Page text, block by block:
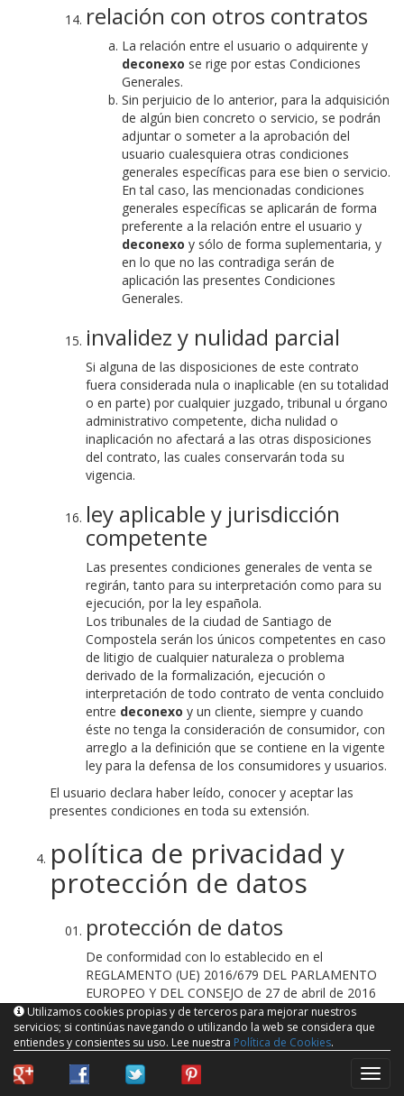
relación con otros contratos
La relación entre el usuario o adquirente y
deconexo se rige por estas Condiciones
Generales.
Sin perjuicio de lo anterior, para la adquisición
de algún bien concreto o servicio, se podrán
adjuntar o someter a la aprobación del
usuario cualesquiera otras condiciones
generales específicas para ese bien o servicio.
En tal caso, las mencionadas condiciones
generales específicas se aplicarán de forma
preferente a la relación entre el usuario y
deconexo y sólo de forma suplementaria, y
en lo que no las contradiga serán de
aplicación las presentes Condiciones
Generales.
invalidez y nulidad parcial
Si alguna de las disposiciones de este contrato
fuera considerada nula o inaplicable (en su totalidad
o en parte) por cualquier juzgado, tribunal u órgano
administrativo competente, dicha nulidad o
inaplicación no afectará a las otras disposiciones
del contrato, las cuales conservarán toda su
vigencia.
ley aplicable y jurisdicción
competente
Las presentes condiciones generales de venta se
regirán, tanto para su interpretación como para su
ejecución, por la ley española.
Los tribunales de la ciudad de Santiago de
Compostela serán los únicos competentes en caso
de litigio de cualquier naturaleza o problema
derivado de la formalización, ejecución o
interpretación de todo contrato de venta concluido
entre deconexo y un cliente, siempre y cuando
éste no tenga la consideración de consumidor, con
arreglo a la definición que se contiene en la vigente
ley para la defensa de los consumidores y usuarios.
El usuario declara haber leído, conocer y aceptar las
presentes condiciones en toda su extensión.
política de privacidad y
protección de datos
protección de datos
De conformidad con lo establecido en el
REGLAMENTO (UE) 2016/679 DEL PARLAMENTO
EUROPEO Y DEL CONSEJO de 27 de abril de 2016
relativo a la protección de las personas físicas en lo
que respecta al tratamiento de datos personales y
a la libre circulación de estos datos (RGPD),
deconexo
informa a sus usuarios sobre su política
de protección de datos personales, con la finalidad
Utilizamos cookies propias y de terceros para mejorar nuestros
servicios; si continúas navegando o utilizando la web se considera que
entiendes y consientes su uso. Lee nuestra Política de Cookies.